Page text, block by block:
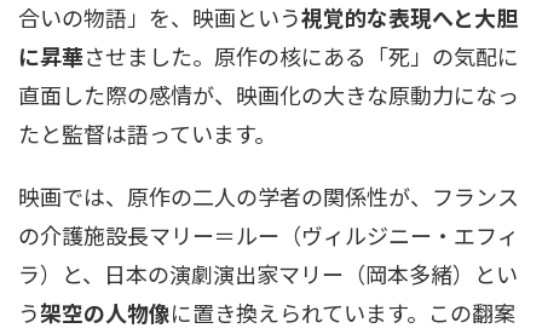
合いの物語」を、映画という視覚的な表現へと大胆
に昇華させました。原作の核にある「死」の気配に
直面した際の感情が、映画化の大きな原動力になっ
たと監督は語っています。
映画では、原作の二人の学者の関係性が、フランス
の介護施設長マリー＝ルー（ヴィルジニー・エフィ
ラ）と、日本の演劇演出家マリー（岡本多緒）とい
う架空の人物像に置き換えられています。この翻案